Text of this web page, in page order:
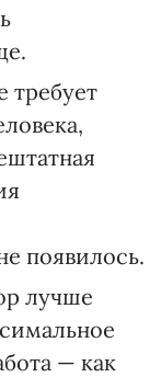
требует
появилось.
лучше
— как